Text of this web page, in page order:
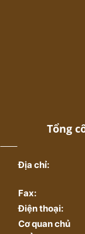
Tổng
Địa chỉ:
Fax:
Điện thoại:
Cơ quan chủ